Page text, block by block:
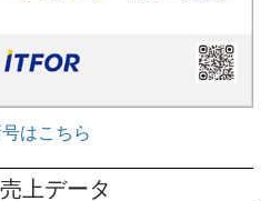
はこちら
上データ